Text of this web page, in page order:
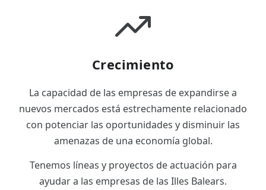
Crecimiento
La capacidad de las empresas de expandirse a
nuevos mercados está estrechamente relacionado
con potenciar las oportunidades y disminuir las
amenazas de una economía global.
Tenemos líneas y proyectos de actuación para
ayudar a las empresas de las Illes Balears.